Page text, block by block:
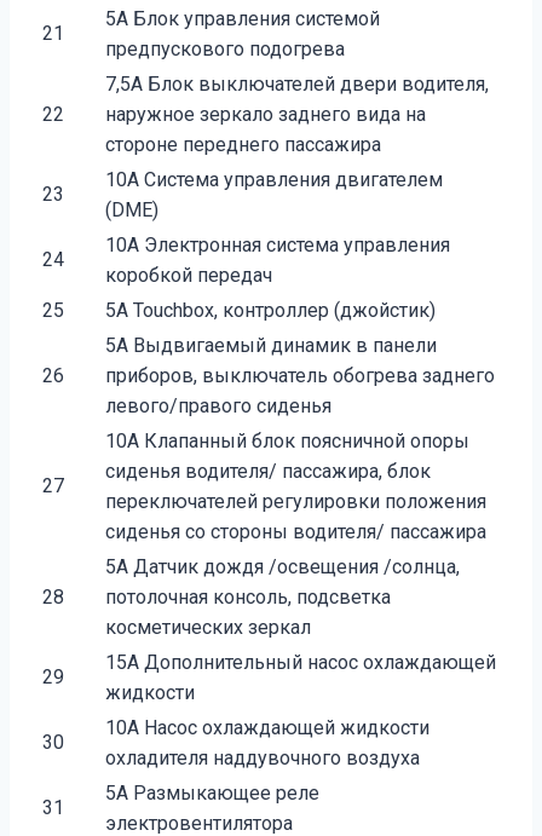
21
5A Блок управления системой
предпускового подогрева
22
7,5A Блок выключателей двери водителя,
наружное зеркало заднего вида на
стороне переднего пассажира
23
10A Система управления двигателем
(DME)
24
10A Электронная система управления
коробкой передач
25
5A Touchbox, контроллер (джойстик)
26
5A Выдвигаемый динамик в панели
приборов, выключатель обогрева заднего
левого/правого сиденья
27
10A Клапанный блок поясничной опоры
сиденья водителя/ пассажира, блок
переключателей регулировки положения
сиденья со стороны водителя/ пассажира
28
5A Датчик дождя /освещения /солнца,
потолочная консоль, подсветка
косметических зеркал
29
15A Дополнительный насос охлаждающей
жидкости
30
10A Насос охлаждающей жидкости
охладителя наддувочного воздуха
31
5A Размыкающее реле
электровентилятора